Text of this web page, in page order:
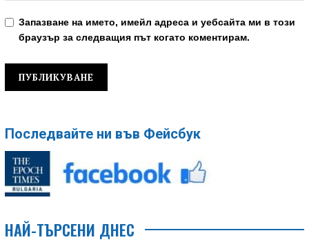
Запазване на името, имейл адреса и уебсайта ми в този
браузър за следващия път когато коментирам.
Последвайте ни във Фейсбук
НАЙ-ТЪРСЕНИ ДНЕС